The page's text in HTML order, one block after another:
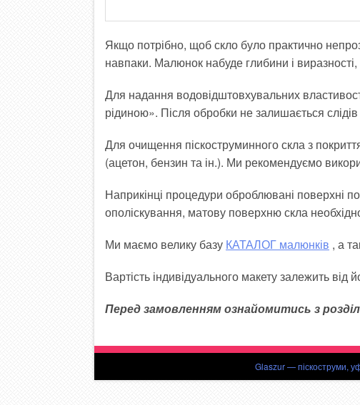
Якщо потрібно, щоб скло було практично
навпаки. Малюнок набуде глибини і
Для надання водовідштовхувальних
рідиною». Після обробки не залишається
Для очищення піскоструминного скла з
(ацетон, бензин та ін.). Ми рекомендуємо
Наприкінці процедури оброблювані поверхні
ополіскування, матову поверхню скла
Ми маємо велику базу КАТАЛОГ малюнків , а
Вартість індивідуального макету залежить
Перед замовленням ознайомитись з
Glaszur — піскоструми,